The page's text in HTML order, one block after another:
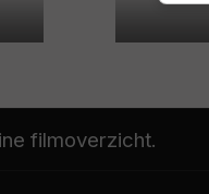
filmoverzicht.